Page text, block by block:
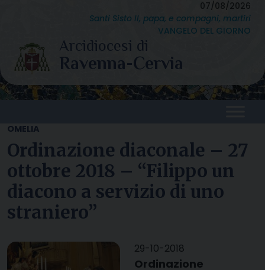
content
07/08/2026
Santi Sisto II, papa, e compagni, martiri
VANGELO DEL GIORNO
OMELIA
Ordinazione diaconale – 27
ottobre 2018 – “Filippo un
diacono a servizio di uno
straniero”
29-10-2018
Ordinazione